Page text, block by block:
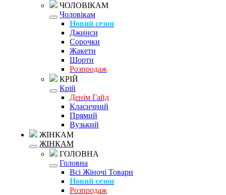
ЧОЛОВІКАМ
Чоловікам
Новий сезон
Джинси
Сорочки
Жакети
Шорти
Розпродаж
КРІЙ
Крій
Денім Гайд
Класичний
Прямий
Вузький
ЖІНКАМ
ЖІНКАМ
ГОЛОВНА
Головна
Всі Жіночі Товари
Новий сезон
Розпродаж